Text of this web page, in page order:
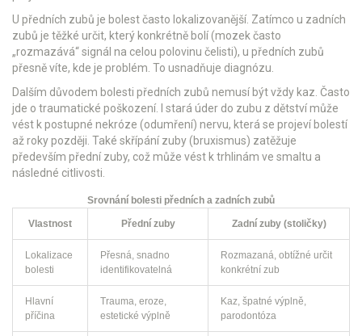
U předních zubů je bolest často lokalizovanější. Zatímco u zadních
zubů je těžké určit, který konkrétně bolí (mozek často
„rozmazává“ signál na celou polovinu čelisti), u předních zubů
přesně víte, kde je problém. To usnadňuje diagnózu.
Dalším důvodem bolesti předních zubů nemusí být vždy kaz. Často
jde o traumatické poškození. I stará úder do zubu z dětství může
vést k postupné nekróze (odumření) nervu, která se projeví bolestí
až roky později. Také skřípání zuby (bruxismus) zatěžuje
především přední zuby, což může vést k trhlinám ve smaltu a
následné citlivosti.
Srovnání bolesti předních a zadních zubů
Vlastnost Přední zuby Zadní zuby (stoličky)
Lokalizace
bolesti
Přesná, snadno
identifikovatelná
Rozmazaná, obtížné určit
konkrétní zub
Hlavní
příčina
Trauma, eroze,
estetické výplně
Kaz, špatné výplně,
parodontóza